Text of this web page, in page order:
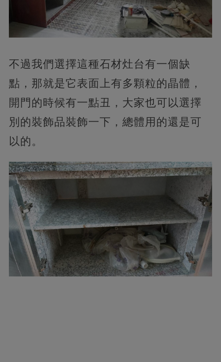
不過我們選擇這種石材灶台有一個缺
點，那就是它表面上有多顆粒的晶體，
開門的時候有一點丑，大家也可以選擇
別的裝飾品裝飾一下，總體用的還是可
以的。